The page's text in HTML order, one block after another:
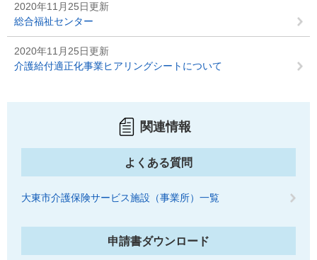
2020年11月25日更新
総合福祉センター
2020年11月25日更新
介護給付適正化事業ヒアリングシートについて
関連情報
よくある質問
大東市介護保険サービス施設（事業所）一覧
申請書ダウンロード